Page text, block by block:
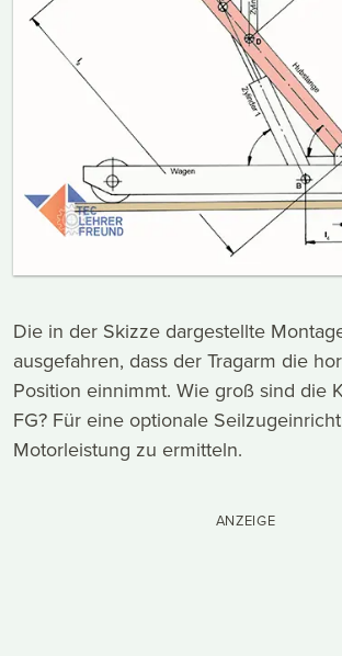
Die in der Skizze dargestellte
ausgefahren, dass der Tragarm die
Position einnimmt. Wie groß sind die
FG? Für eine optionale
Motorleistung zu ermitteln.
ANZEIGE